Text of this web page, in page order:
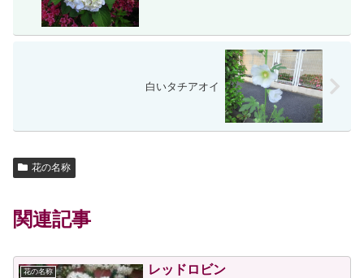
白いタチアオイ
花の名称
関連記事
花の名称 レッドロビン